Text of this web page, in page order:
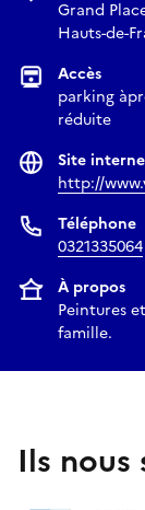
Grand
Hauts-de-
Accès
parking
réduite
Site
http://
Téléphone
0321335064
À propos
Peintures
famille.
Ils